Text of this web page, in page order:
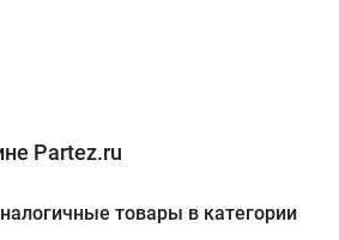
Partez.ru
товары в категории